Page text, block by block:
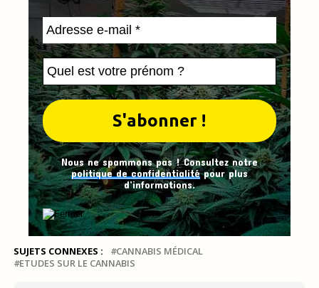
Nous ne spammons pas ! Consultez notre
politique de confidentialitépour plus
d’informations.
SUJETS CONNEXES :
CANNABIS MÉDICAL
ETUDES SUR LE CANNABIS